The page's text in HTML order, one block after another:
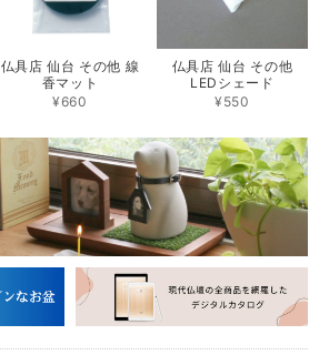
仏具店 仙台 その他 線
香マット
¥660
仏具店 仙台 その他
LEDシェード
¥550